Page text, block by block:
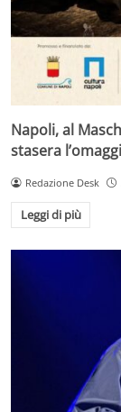
Napoli, al
stasera
Redazione Desk
Leggi di più